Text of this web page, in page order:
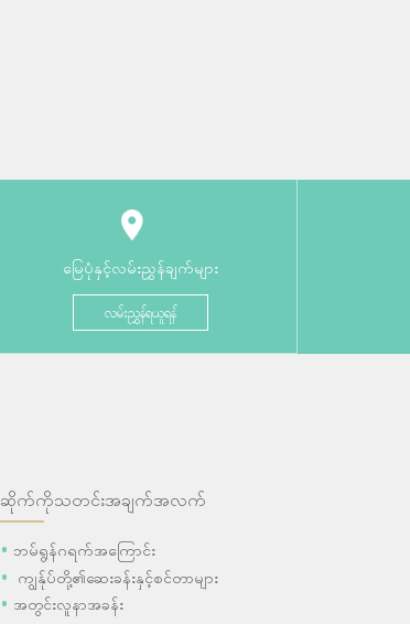
မြေပုံနှင့်လမ်းညွှန်ချက်များ
လမ်းညွှန်ရယူရန်
ဆိုက်ကိုသတင်းအချက်အလက်
ဘမ်ရွန်ဂရက်အကြောင်း
ကျွန်ုပ်တို့၏ဆေးခန်းနှင့်စင်တာများ
အတွင်းလူနာအခန်း